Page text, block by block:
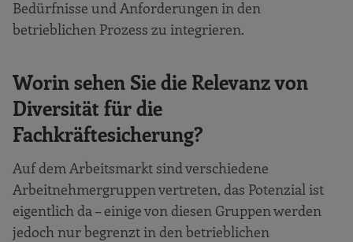
Bedürfnisse und Anforderungen in den
betrieblichen Prozess zu integrieren.
Worin sehen Sie die Relevanz von
Diversität für die
Fachkräftesicherung?
Auf dem Arbeitsmarkt sind verschiedene
Arbeitnehmergruppen vertreten, das Potenzial ist
eigentlich da – einige von diesen Gruppen werden
jedoch nur begrenzt in den betrieblichen